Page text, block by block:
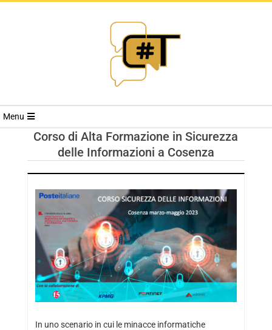
RIVISTA
TRENDS
Menu
Corso di Alta Formazione in Sicurezza
delle Informazioni a Cosenza
In uno scenario in cui le minacce informatiche